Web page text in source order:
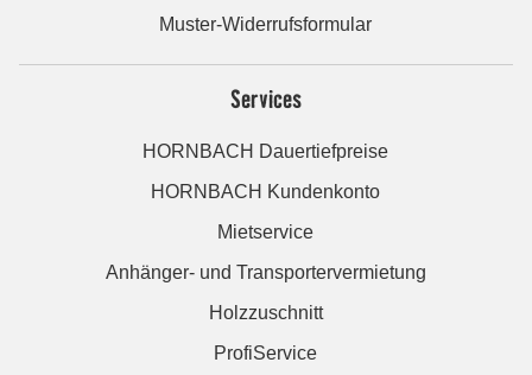
Muster-Widerrufsformular
Services
HORNBACH Dauertiefpreise
HORNBACH Kundenkonto
Mietservice
Anhänger- und Transportervermietung
Holzzuschnitt
ProfiService